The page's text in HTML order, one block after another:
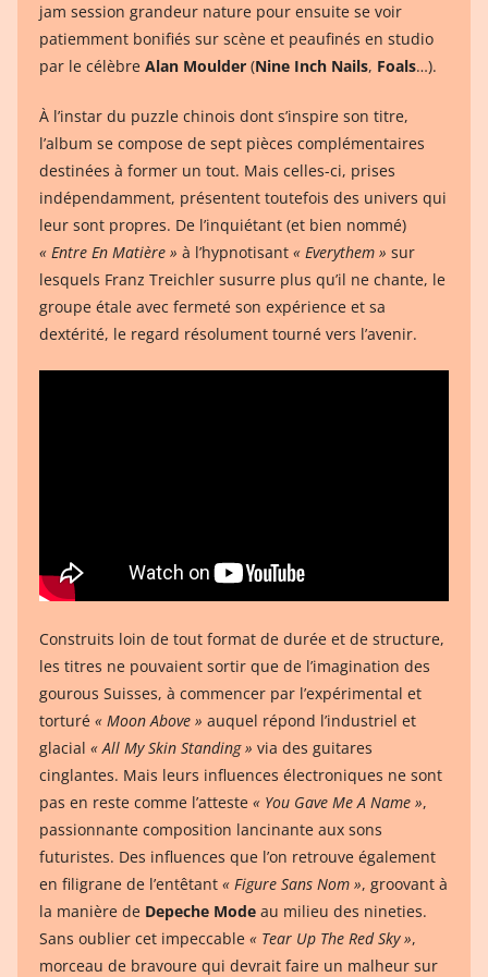
jam session grandeur nature pour ensuite se voir
patiemment bonifiés sur scène et peaufinés en studio
par le célèbre Alan Moulder (Nine Inch Nails, Foals…).
À l’instar du puzzle chinois dont s’inspire son titre,
l’album se compose de sept pièces complémentaires
destinées à former un tout. Mais celles-ci, prises
indépendamment, présentent toutefois des univers qui
leur sont propres. De l’inquiétant (et bien nommé)
« Entre En Matière » à l’hypnotisant « Everythem » sur
lesquels Franz Treichler susurre plus qu’il ne chante, le
groupe étale avec fermeté son expérience et sa
dextérité, le regard résolument tourné vers l’avenir.
Construits loin de tout format de durée et de structure,
les titres ne pouvaient sortir que de l’imagination des
gourous Suisses, à commencer par l’expérimental et
torturé « Moon Above » auquel répond l’industriel et
glacial « All My Skin Standing » via des guitares
cinglantes. Mais leurs influences électroniques ne sont
pas en reste comme l’atteste « You Gave Me A Name »,
passionnante composition lancinante aux sons
futuristes. Des influences que l’on retrouve également
en filigrane de l’entêtant « Figure Sans Nom », groovant à
la manière de Depeche Mode au milieu des nineties.
Sans oublier cet impeccable « Tear Up The Red Sky »,
morceau de bravoure qui devrait faire un malheur sur